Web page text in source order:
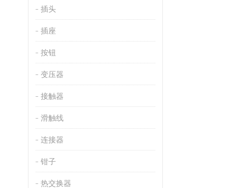
插头
插座
按钮
变压器
接触器
滑触线
连接器
钳子
热交换器